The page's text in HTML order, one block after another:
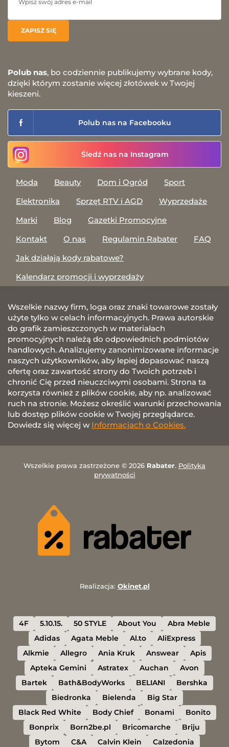
Polub nas, bo codziennie publikujemy wybrane kody,
dzięki którym zostanie więcej złotówek w Twojej
kieszeni.
Polub nas na Facebooku
Śledź nas na Instagram
Moda Beauty Dom i Ogród
Sport
Elektronika
Sprzęt RTV i AGD
Wyprzedaże
Marki
Blog
Gazetki Promocyjne
Kontakt
O nas Regulamin Rabater
FAQ
Jak działają kody rabatowe?
Kalendarz promocji i wyprzedaży
Wszelkie nazwy firm, loga oraz znaki towarowe zostały
użyte tylko w celach informacyjnych. Prawa autorskie
do grafik zamieszczonych w materiałach
promocyjnych należą do odpowiednich podmiotów
handlowych. Analizujemy zanonimizowane informacje
naszych użytkowników, aby lepiej dopasować naszą
ofertę oraz zawartość strony do Twoich potrzeb i
chronić Cię przed nieuczciwymi osobami. Strona ta
korzysta również z plików cookie, aby np. analizować
ruch na stronie. Możesz określić warunki przechowania
lub dostęp plików cookie w Twojej przeglądarce.
Dowiedz się więcej w Informacjach o Cookies.
Wszelkie prawa zastrzeżone © 2026 Rabater. Polityka
prywatności
Realizacja: Okinet.pl
4F 5.10.15. 50 STYLE About You
Abra Meble
Adidas
Agata Meble Al.to
AliExpress
Alkmie
Allegro Ania Kruk Answear
Apis
Apteka Gemini
Astratex Auchan
Avon
Bartek
Bath&BodyWorks BELIANI
Bershka
Biedronka
Bielenda
Big Star
Black Red White
Body Chief Bonami
Bonito
Bonprix
Born2be.pl Bricomarche
Briju
Bytom
C&A Calvin Klein Calzedonia